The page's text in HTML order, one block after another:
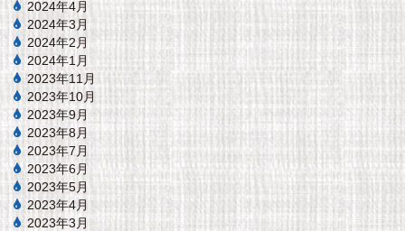
2024年4月
2024年3月
2024年2月
2024年1月
2023年11月
2023年10月
2023年9月
2023年8月
2023年7月
2023年6月
2023年5月
2023年4月
2023年3月